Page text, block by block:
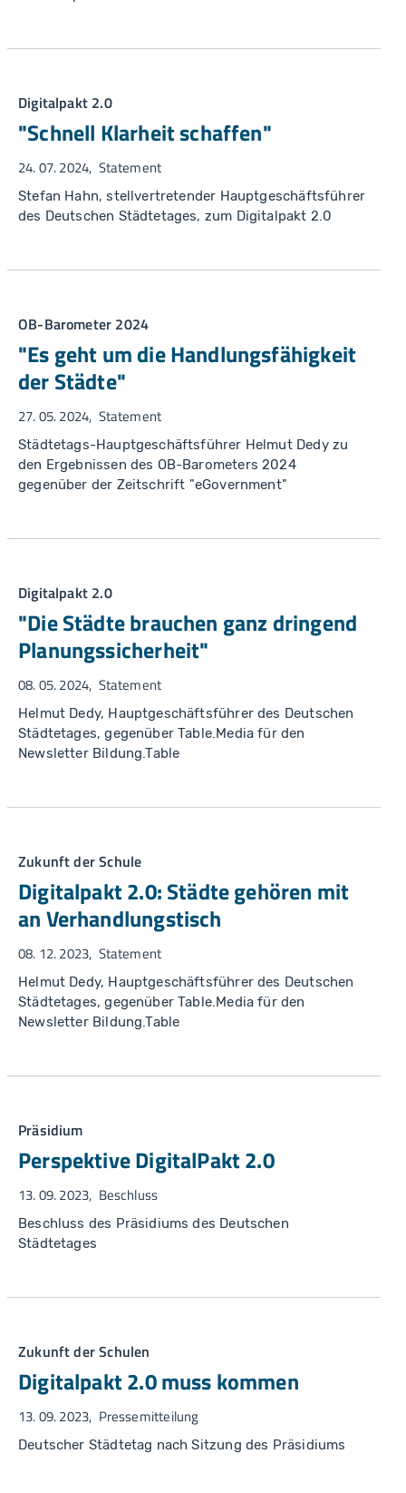
Digitalpakt 2.0
"Schnell Klarheit schaffen"
24. 07. 2024 Statement
Stefan Hahn, stellvertretender Hauptgeschäftsführer
des Deutschen Städtetages, zum Digitalpakt 2.0
OB-Barometer 2024
"Es geht um die Handlungsfähigkeit
der Städte"
27. 05. 2024 Statement
Städtetags-Hauptgeschäftsführer Helmut Dedy zu
den Ergebnissen des OB-Barometers 2024
gegenüber der Zeitschrift "eGovernment"
Digitalpakt 2.0
"Die Städte brauchen ganz dringend
Planungssicherheit"
08. 05. 2024 Statement
Helmut Dedy, Hauptgeschäftsführer des Deutschen
Städtetages, gegenüber Table.Media für den
Newsletter Bildung.Table
Zukunft der Schule
Digitalpakt 2.0: Städte gehören mit
an Verhandlungstisch
08. 12. 2023 Statement
Helmut Dedy, Hauptgeschäftsführer des Deutschen
Städtetages, gegenüber Table.Media für den
Newsletter Bildung.Table
Präsidium
Perspektive DigitalPakt 2.0
13. 09. 2023 Beschluss
Beschluss des Präsidiums des Deutschen
Städtetages
Zukunft der Schulen
Digitalpakt 2.0 muss kommen
13. 09. 2023 Pressemitteilung
Deutscher Städtetag nach Sitzung des Präsidiums